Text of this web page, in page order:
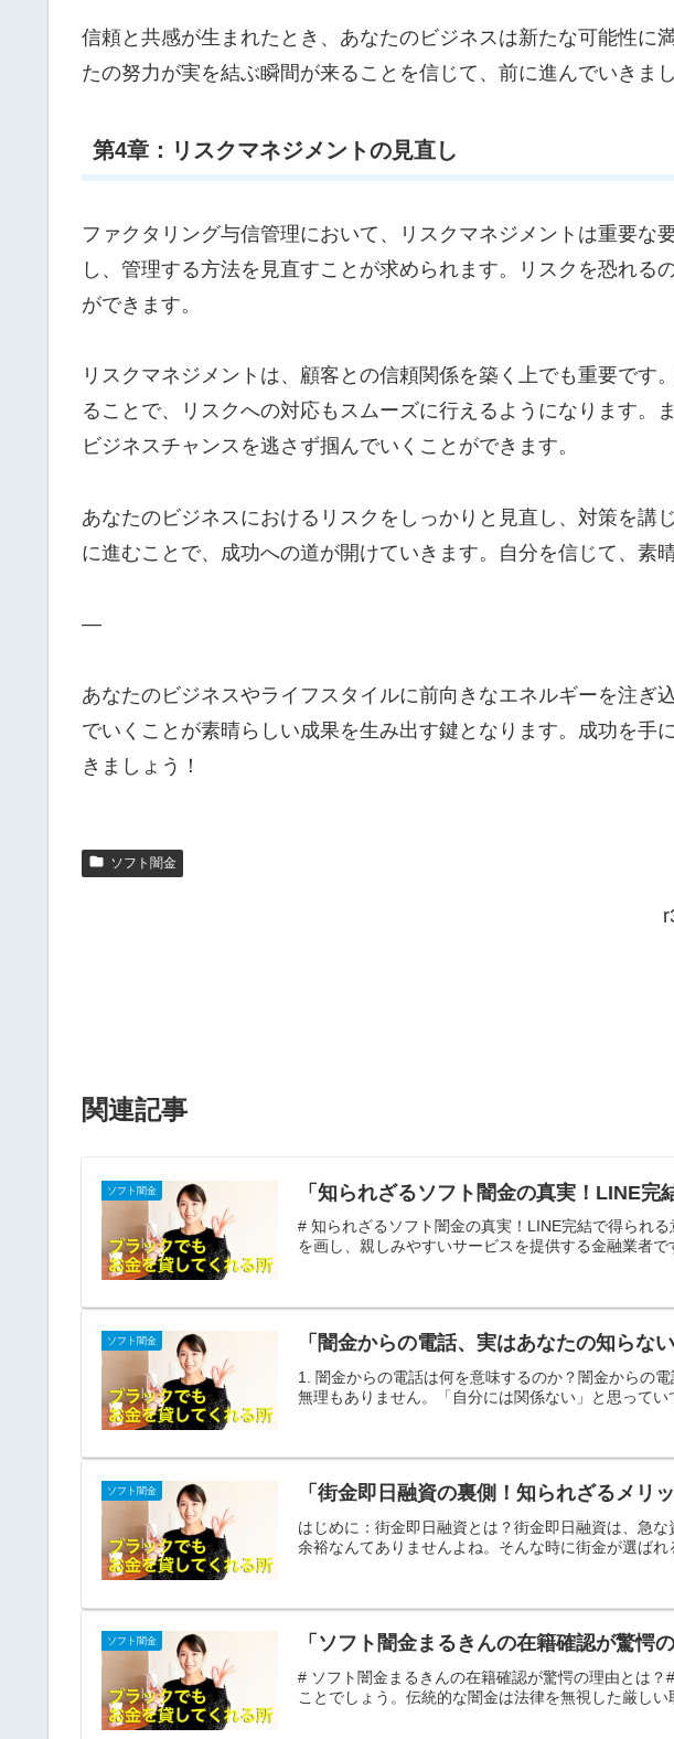
信頼と共感が生まれたとき、あなたのビジネスは新たな可能性
たの努力が実を結ぶ瞬間が来ることを信じて、前に進んでいきま
第4章：リスクマネジメントの見直し
ファクタリング与信管理において、リスクマネジメントは重要
し、管理する方法を見直すことが求められます。リスクを恐れ
ができます。
リスクマネジメントは、顧客との信頼関係を築く上でも重要で
ることで、リスクへの対応もスムーズに行えるようになります
ビジネスチャンスを逃さず掴んでいくことができます。
あなたのビジネスにおけるリスクをしっかりと見直し、対策を
に進むことで、成功への道が開けていきます。自分を信じて、素
—
あなたのビジネスやライフスタイルに前向きなエネルギーを注
でいくことが素晴らしい成果を生み出す鍵となります。成功を
きましょう！
ソフト闇金
関連記事
ソフト闇金 「知られざるソフト闇金の真実！LINE完
# 知られざるソフト闇金の真実！LINE完結で得られ
を画し、親しみやすいサービスを提供する金融業者
ソフト闇金 「闇金からの電話、実はあなたの知らな
1. 闇金からの電話は何を意味するのか？闇金からの
無理もありません。「自分には関係ない」と思って
ソフト闇金 「街金即日融資の裏側！知られざるメリ
はじめに：街金即日融資とは？街金即日融資は、急
余裕なんてありませんよね。そんな時に街金が選ば
ソフト闇金 「ソフト闇金まるきんの在籍確認が驚愕
# ソフト闇金まるきんの在籍確認が驚愕の理由とは
ことでしょう。伝統的な闇金は法律を無視した厳し